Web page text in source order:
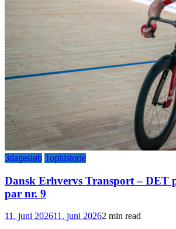
3dagesløb Tophistorie
Dansk Erhvervs Transport – DET
par nr. 9
11. juni 202611. juni 20262 min read